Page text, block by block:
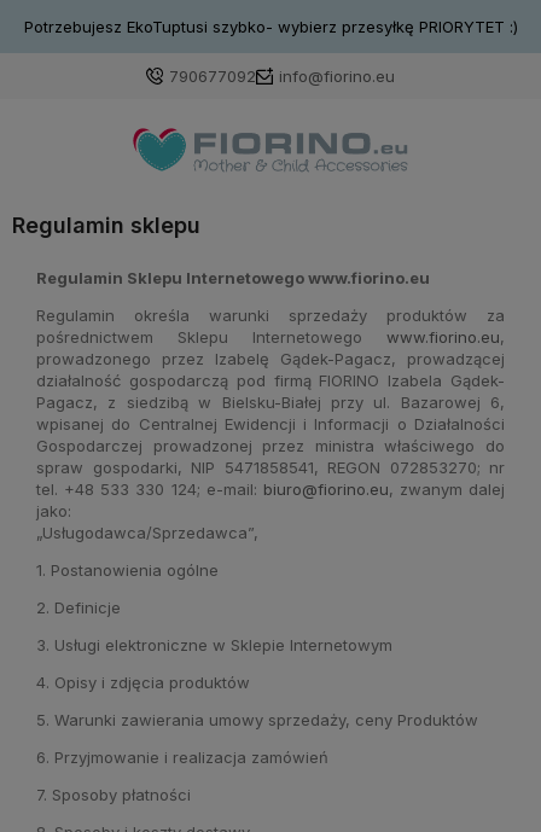
Potrzebujesz EkoTuptusi szybko- wybierz przesyłkę PRIORYTET :)
790677092 info@fiorino.eu
Regulamin sklepu
Regulamin Sklepu Internetowego www.fiorino.eu
Regulamin określa warunki sprzedaży produktów za
pośrednictwem Sklepu Internetowego www.fiorino.eu,
prowadzonego przez Izabelę Gądek-Pagacz, prowadzącej
działalność gospodarczą pod firmą FIORINO Izabela Gądek-
Pagacz, z siedzibą w Bielsku-Białej przy ul. Bazarowej 6,
wpisanej do Centralnej Ewidencji i Informacji o Działalności
Gospodarczej prowadzonej przez ministra właściwego do
spraw gospodarki, NIP 5471858541, REGON 072853270; nr
tel. +48 533 330 124; e-mail: biuro@fiorino.eu, zwanym dalej
jako:
„Usługodawca/Sprzedawca”,
1. Postanowienia ogólne
2. Definicje
3. Usługi elektroniczne w Sklepie Internetowym
4. Opisy i zdjęcia produktów
5. Warunki zawierania umowy sprzedaży, ceny Produktów
6. Przyjmowanie i realizacja zamówień
7. Sposoby płatności